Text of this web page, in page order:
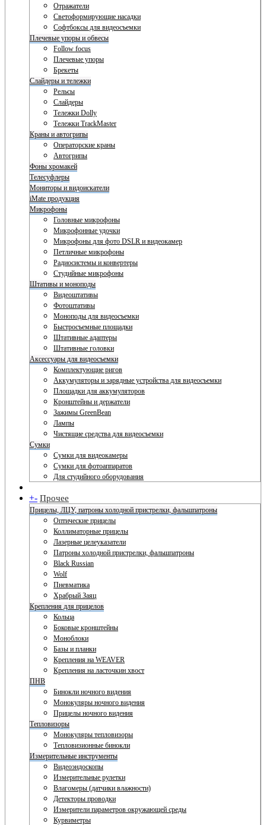
Отражатели
Светоформирующие насадки
Софтбоксы для видеосъемки
Плечевые упоры и обвесы
Follow focus
Плечевые упоры
Брекеты
Слайдеры и тележки
Рельсы
Слайдеры
Тележки Dolly
Тележки TrackMaster
Краны и автогрипы
Операторские краны
Автогрипы
Фоны хромакей
Телесуфлеры
Мониторы и видоискатели
iMate продукция
Микрофоны
Головные микрофоны
Микрофонные удочки
Микрофоны для фото DSLR и видеокамер
Петличные микрофоны
Радиосистемы и конвертеры
Студийные микрофоны
Штативы и моноподы
Видеоштативы
Фотоштативы
Моноподы для видеосъемки
Быстросъемные площадки
Штативные адаптеры
Штативные головки
Аксессуары для видеосъемки
Комплектующие ригов
Аккумуляторы и зарядные устройства для видеосъемки
Площадки для аккумуляторов
Кронштейны и держатели
Зажимы GreenBean
Лампы
Чистящие средства для видеосъемки
Сумки
Сумки для видеокамеры
Сумки для фотоаппаратов
Для студийного оборудования
+- Прочее
Прицелы, ЛЦУ, патроны холодной пристрелки, фальшпатроны
Оптические прицелы
Коллиматорные прицелы
Лазерные целеуказатели
Патроны холодной пристрелки, фальшпатроны
Black Russian
Wolf
Пневматика
Храбрый Заяц
Крепления для прицелов
Кольца
Боковые кронштейны
Моноблоки
Базы и планки
Крепления на WEAVER
Крепления на ласточкин хвост
ПНВ
Бинокли ночного видения
Монокуляры ночного видения
Прицелы ночного видения
Тепловизоры
Монокуляры тепловизоры
Тепловизионные бинокли
Измерительные инструменты
Видеоэндоскопы
Измерительные рулетки
Влагомеры (датчики влажности)
Детекторы проводки
Измерители параметров окружающей среды
Курвиметры